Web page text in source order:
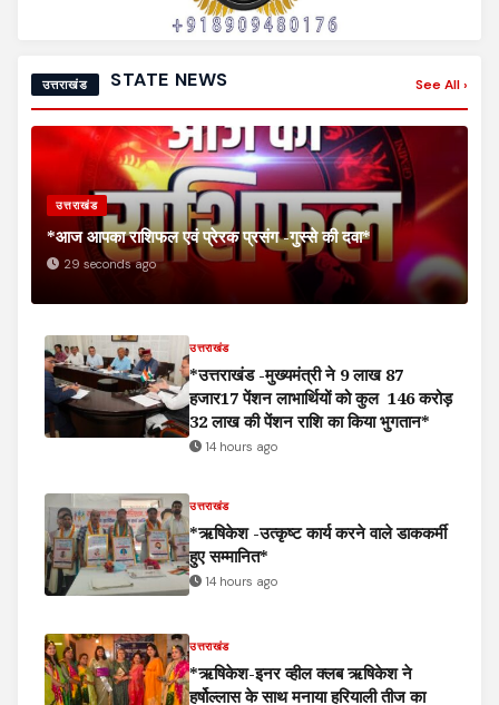
उत्तराखंड STATE NEWS See All ›
उत्तराखंड
*आज आपका राशिफल एवं प्रेरक प्रसंग -गुस्से की दवा*
29 seconds ago
उत्तराखंड
*उत्तराखंड -मुख्यमंत्री ने 9 लाख 87
हजार17 पेंशन लाभार्थियों को कुल ₹ 146 करोड़
32 लाख की पेंशन राशि का किया भुगतान*
14 hours ago
उत्तराखंड
*ऋषिकेश -उत्कृष्ट कार्य करने वाले डाककर्मी
हुए सम्मानित*
14 hours ago
उत्तराखंड
*ऋषिकेश-इनर व्हील क्लब ऋषिकेश ने
हर्षोल्लास के साथ मनाया हरियाली तीज का